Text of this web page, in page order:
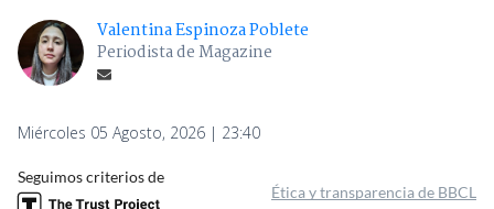
Valentina Espinoza Poblete
Periodista de Magazine
Miércoles 05 Agosto, 2026 | 23:40
Seguimos criterios de
Ética y transparencia de BBCL